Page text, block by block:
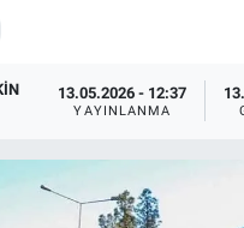
13.05.2026 - 12:37
YAYINLANMA